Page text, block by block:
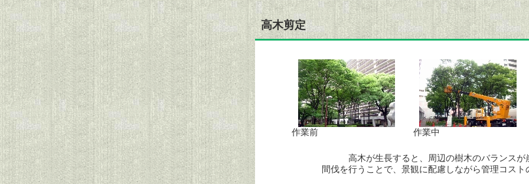
高木剪定
作業前 作業中
高木が生長すると、周辺の樹木のバランスが
間伐を行うことで、景観に配慮しながら管理コス